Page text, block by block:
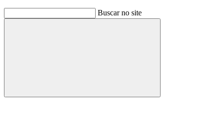
Buscar no site
Buscar